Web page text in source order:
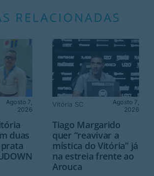
RELACIONADAS
Agosto 7,
2026
duas
Vitória SC
Agosto 7,
2026
Tiago Margarido
quer “reavivar a
mística do Vitória” já
na estreia frente ao
Arouca